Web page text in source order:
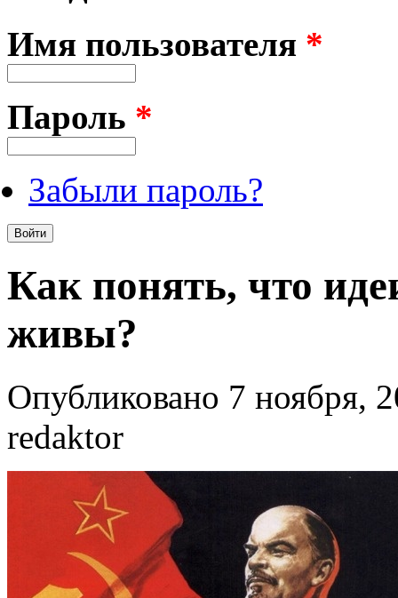
Имя пользователя *
Пароль *
Забыли пароль?
Как понять, что
живы?
Опубликовано 7 ноября,
redaktor